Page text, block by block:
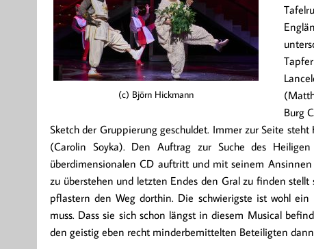
(c) Björn Hickmann
Burg
Sketch der Gruppierung geschuldet. Immer zur Seite
(Carolin Soyka). Den Auftrag zur Suche des
überdimensionalen CD auftritt und mit seinem
zu überstehen und letzten Endes den Gral zu finden
pflastern den Weg dorthin. Die schwierigste ist wohl
muss. Dass sie sich schon längst in diesem Musical
den geistig eben recht minderbemittelten Beteiligten dann